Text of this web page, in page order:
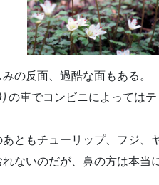
の反面、過酷な面もある。
の車でコンビニによってはテ
ともチューリップ、フジ、
ないのだが、鼻の方は本当